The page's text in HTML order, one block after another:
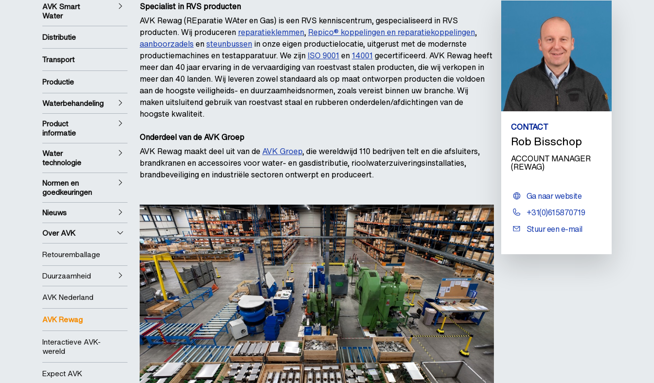
AVK Smart
Water
Distributie
Transport
Productie
Waterbehandeling
Product
informatie
Water
technologie
Normen en
goedkeuringen
Nieuws
Over AVK
Retouremballage
Duurzaamheid
AVK Nederland
AVK Rewag
Interactieve AVK-
wereld
Expect AVK
Specialist in RVS producten
AVK Rewag (REparatie WAter en Gas) is een RVS kenniscentrum, gespecialiseerd in RVS
producten. Wij produceren reparatieklemmen, Repico® koppelingen en reparatiekoppelingen,
aanboorzadels ensteunbussen in onze eigen productielocatie, uitgerust met de modernste
productiemachines en testapparatuur. We zijn ISO 9001 en14001 gecertificeerd. AVK Rewag heeft
meer dan 40 jaar ervaring in de vervaardiging van roestvast stalen producten, die wij verkopen in
meer dan 40 landen. Wij leveren zowel standaard als op maat ontworpen producten die voldoen
aan de hoogste veiligheids- en duurzaamheidsnormen, zoals vereist binnen uw branche. Wij
maken uitsluitend gebruik van roestvast staal en rubberen onderdelen/afdichtingen van de
hoogste kwaliteit.
Onderdeel van de AVK Groep
AVK Rewag maakt deel uit van deAVK Groep, die wereldwijd 110 bedrijven telt en die afsluiters,
brandkranen en accessoires voor water- en gasdistributie, rioolwaterzuiveringsinstallaties,
brandbeveiliging en industriële sectoren ontwerpt en produceert.
CONTACT
Rob Bisschop
ACCOUNT MANAGER
(REWAG)
Ga naar website
+31(0)615870719
Stuur een e-mail